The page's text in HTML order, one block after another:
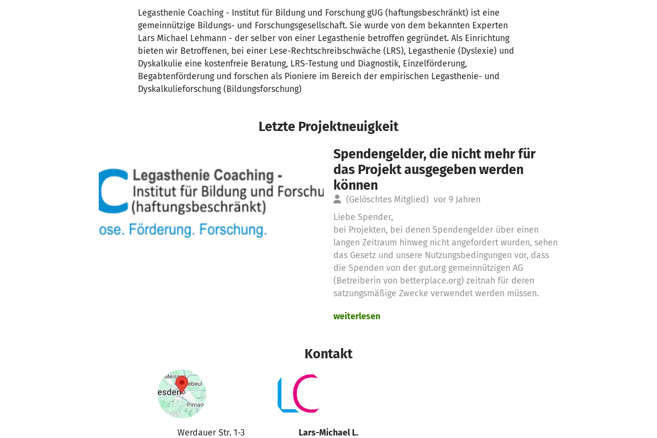
Legasthenie Coaching - Institut für Bildung und Forschung gUG (haftungsbeschränkt) ist eine
gemeinnützige Bildungs- und Forschungsgesellschaft. Sie wurde von dem bekannten Experten
Lars Michael Lehmann - der selber von einer Legasthenie betroffen gegründet. Als Einrichtung
bieten wir Betroffenen, bei einer Lese-Rechtschreibschwäche (LRS), Legasthenie (Dyslexie) und
Dyskalkulie eine kostenfreie Beratung, LRS-Testung und Diagnostik, Einzelförderung,
Begabtenförderung und forschen als Pioniere im Bereich der empirischen Legasthenie- und
Dyskalkulieforschung (Bildungsforschung)
Letzte Projektneuigkeit
Spendengelder, die nicht mehr für
das Projekt ausgegeben werden
können
(Gelöschtes Mitglied) vor 9 Jahren
Liebe Spender,
bei Projekten, bei denen Spendengelder über einen
langen Zeitraum hinweg nicht angefordert wurden, sehen
das Gesetz und unsere Nutzungsbedingungen vor, dass
die Spenden von der gut.org gemeinnützigen AG
(Betreiberin von betterplace.org) zeitnah für deren
satzungsmäßige Zwecke verwendet werden müssen.
Deshalb setzen wir die noch nicht verwendeten
Vielen Dank für Eure Unterstützung,
weiterlesen
Kontakt
Werdauer Str. 1-3 Lars-Michael L.